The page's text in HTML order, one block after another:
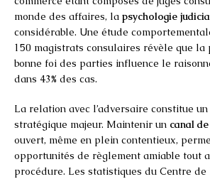
monde des affaires, la psychologie
considérable. Une étude
150 magistrats consulaires révèle que
bonne foi des parties influence le
dans 43% des cas.
La relation avec l’adversaire constitue
stratégique majeur. Maintenir un canal
ouvert, même en plein contentieux,
opportunités de règlement amiable tout
procédure. Les statistiques du Centre